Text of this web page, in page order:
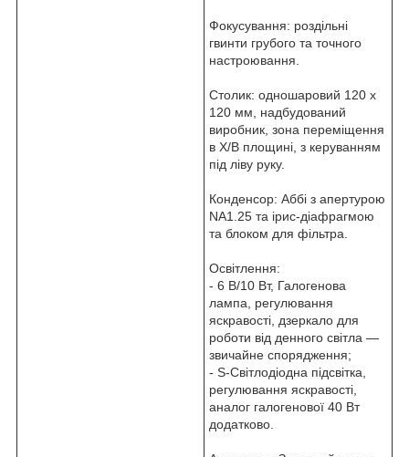
Фокусування: роздільні
гвинти грубого та точного
настроювання.
Столик: одношаровий 120 х
120 мм, надбудований
виробник, зона переміщення
в Х/В площині, з керуванням
під ліву руку.
Конденсор: Аббі з апертурою
NA1.25 та ірис-діафрагмою
та блоком для фільтра.
Освітлення:
- 6 В/10 Вт, Галогенова
лампа, регулювання
яскравості, дзеркало для
роботи від денного світла —
звичайне спорядження;
- S-Світлодіодна підсвітка,
регулювання яскравості,
аналог галогенової 40 Вт
додатково.